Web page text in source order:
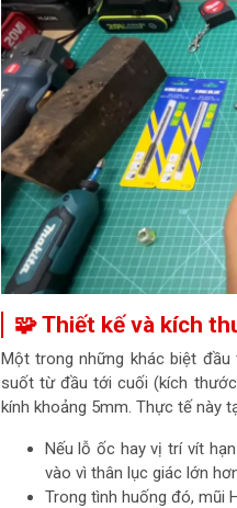
🧩 Thiết kế và kích
Một trong những khác biệt đầu
suốt từ đầu tới cuối (kích
kính khoảng 5mm. Thực tế này
Nếu lỗ ốc hay vị trí vít
vào vì thân lục giác lớn
Trong tình huống đó, mũi